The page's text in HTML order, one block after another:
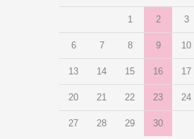
1 2 3
6 7 8 9 10
13 14 15 16 17
20 21 22 23 24
27 28 29 30